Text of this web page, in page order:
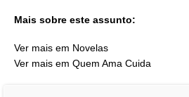
Mais sobre este assunto:
Ver mais em Novelas
Ver mais em Quem Ama Cuida